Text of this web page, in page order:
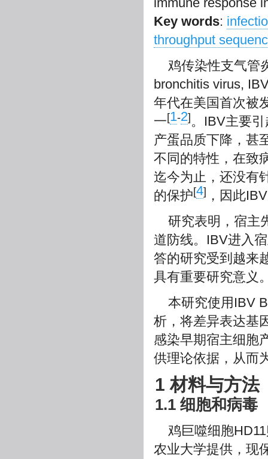
Key words:
throughput
鸡传染性支气管
bronchitis virus,
年代在美国首次被
一[1-2]。IBV主要
产蛋品质下降，甚
不同的特性，在致
迄今为止，还没有
的保护[4] ，因此
研究表明，宿主
道防线。IBV进入
答的研究受到越来
具有重要研究意义
本研究使用IBV
析，将差异表达基
感染早期宿主细胞
供理论依据，从而
1 材料与方法
1.1 细胞和病毒
鸡巨噬细胞
农业大学提供，现